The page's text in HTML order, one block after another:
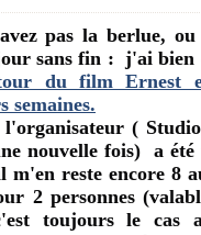
pas la berlue, ou
sans fin : j'ai bien
du film Ernest
semaines.
l'organisateur (
nouvelle fois) a
m'en reste encore 8
2 personnes
toujours le cas